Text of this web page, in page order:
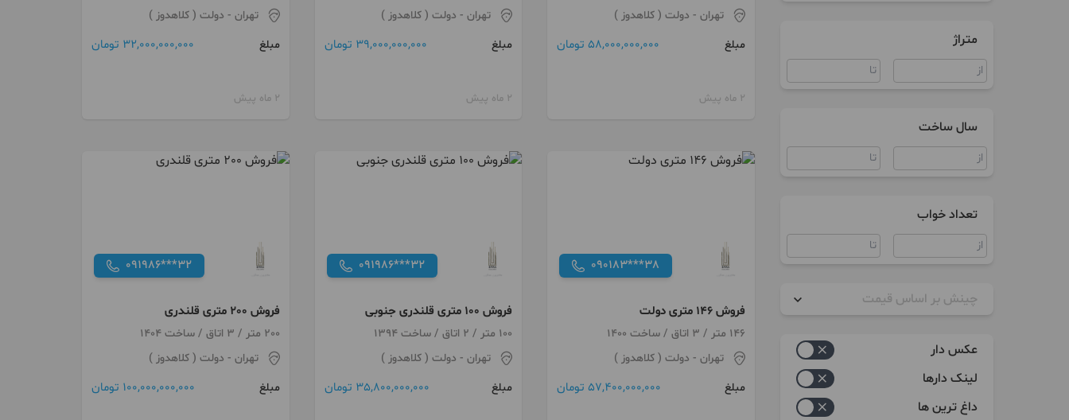
آپارتمان اداری
سند اداری
متراژ
سال ساخت
تعداد خواب
چینش بر اساس قیمت
عکس دار
لینک دارها
داغ ترین ها
تهران - دولت ( کلاهدوز )
مبلغ
58,000,000,000 تومان
2 ماه پیش
تهران- دولت ( کلاهدوز )
مبلغ
39,000,000,000 تومان
2 ماه پیش
تهران - دولت ( کلاهدوز )
مبلغ
32,000,000,000 تومان
2 ماه پیش
090183***38
فروش 146 متری دولت
146 متر / 3 اتاق / ساخت 1400
تهران - دولت ( کلاهدوز )
مبلغ
57,400,000,000 تومان
091986***32
فروش 100 متری قلندری جنوبی
100 متر / 2 اتاق / ساخت 1394
تهران- دولت ( کلاهدوز )
مبلغ
35,800,000,000 تومان
091986***32
فروش 200 متری قلندری
200 متر / 3 اتاق / ساخت 1404
تهران - دولت ( کلاهدوز )
مبلغ
100,000,000,000 تومان